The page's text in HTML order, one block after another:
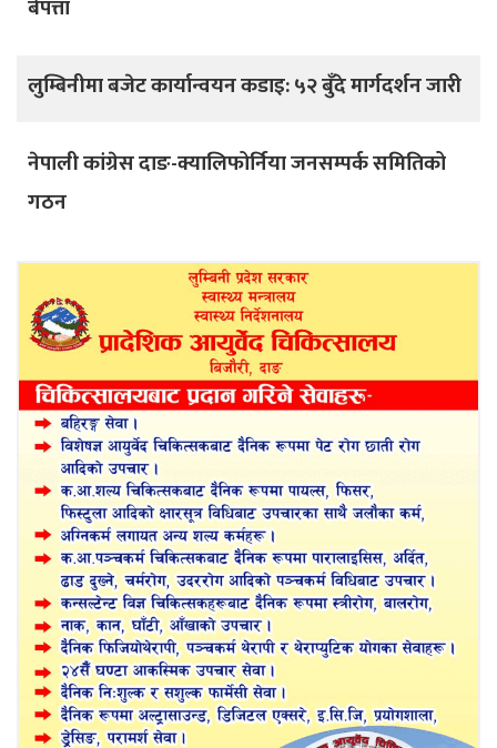
बेपत्ता
लुम्बिनीमा बजेट कार्यान्वयन कडाइ: ५२ बुँदे मार्गदर्शन जारी
नेपाली कांग्रेस दाङ-क्यालिफोर्निया जनसम्पर्क समितिको
गठन